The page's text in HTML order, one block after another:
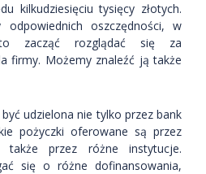
kilkudziesięciu tysięcy złotych.
odpowiednich oszczędności, w
zacząć rozglądać się za
firmy. Możemy znaleźć ją także
udzielona nie tylko przez bank
pożyczki oferowane są przez
także przez różne instytucje.
się o różne dofinansowania,